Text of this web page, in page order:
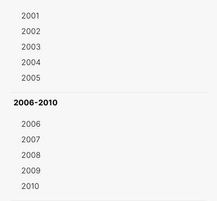
2001
2002
2003
2004
2005
2006-2010
2006
2007
2008
2009
2010